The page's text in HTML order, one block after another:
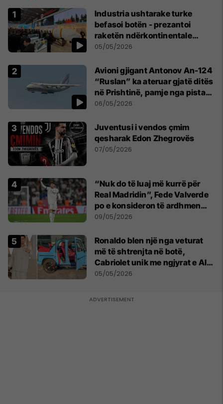
Industria ushtarake turke
befasoi botën - prezantoi
raketën ndërkontinentale
vendase
05/05/2026
Avioni gjigant Antonov An-124
“Ruslan” ka ateruar gjatë ditës
në Prishtinë, pamje nga pista
publikohen edhe në rrjete
06/05/2026
Juventusi i vendos çmim
qesharak Edon Zhegrovës
07/05/2026
“Nuk do të luaj më kurrë për
Real Madridin”, Fede Valverde
po e konsideron të ardhmen
pas sherrit me Tchouamenin
09/05/2026
Ronaldo blen një nga veturat
më të shtrenjta në botë,
Cabriolet unik me ngjyrat e Al
Nassr
05/05/2026